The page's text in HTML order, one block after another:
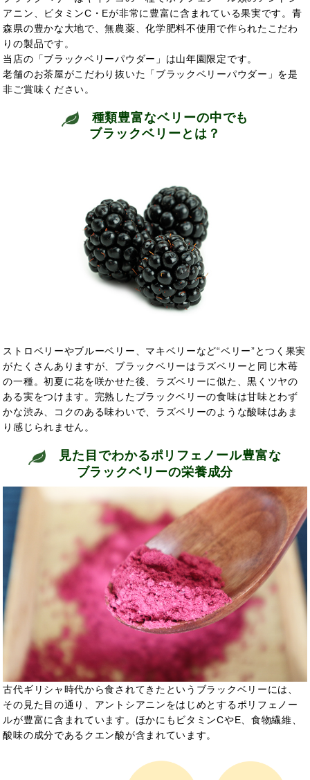
アニン、ビタミンC・Eが非常に豊富に含まれている果実です。青
森県の豊かな大地で、無農薬、化学肥料不使用で作られたこだわ
りの製品です。
当店の「ブラックベリーパウダー」は山年園限定です。
老舗のお茶屋がこだわり抜いた「ブラックベリーパウダー」を是
非ご賞味ください。
種類豊富なベリーの中でも
ブラックベリーとは？
ストロベリーやブルーベリー、マキベリーなど“ベリー”とつく果実
がたくさんありますが、ブラックベリーはラズベリーと同じ木苺
の一種。初夏に花を咲かせた後、ラズベリーに似た、黒くツヤの
ある実をつけます。完熟したブラックベリーの食味は甘味とわず
かな渋み、コクのある味わいで、ラズベリーのような酸味はあま
り感じられません。
見た目でわかるポリフェノール豊富な
ブラックベリーの栄養成分
古代ギリシャ時代から食されてきたというブラックベリーには、
その見た目の通り、アントシアニンをはじめとするポリフェノー
ルが豊富に含まれています。ほかにもビタミンCやE、食物繊維、
酸味の成分であるクエン酸が含まれています。